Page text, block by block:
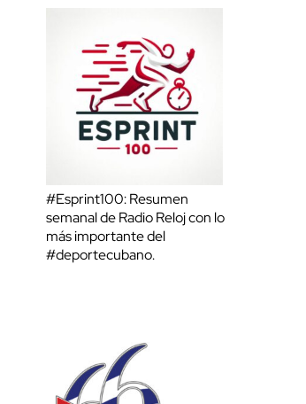
#Esprint100: Resumen
semanal de Radio Reloj con lo
más importante del
#deportecubano.